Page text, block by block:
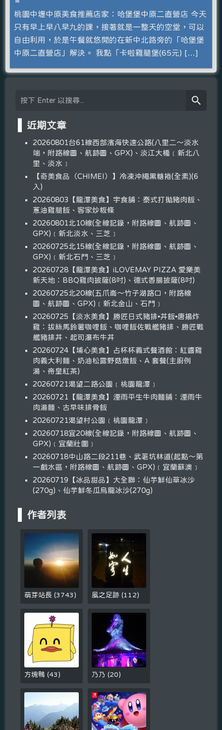
桃園中壢中原美食推薦店家：哈堡堡中原二直營店 今天
只有早上早八早九的課，接著就是一整天的空堂，可以
自由利用，於是午餐就悠閒的在新中北路旁的「哈堡堡
中原二直營店」解決。 我點「卡啦雞腿堡(65元) […]
近期文章
20260801台61線西部濱海快速公路(八里二～淡水
端，附路線圖、航跡圖、GPX)、淡江大橋﹝新北八
里、淡水﹞
【奇美食品（CHIMEI）】冷凍沖繩黑糖捲(全素)(6
入)
20260803【龍潭美食】宇食舖：泰式打拋豬肉飯、
蔥油雞腿飯、客家炒粄條
20260801北10線(全線記錄，附路線圖、航跡圖、
GPX)﹝新北淡水、三芝﹞
20260725北15線(全線記錄，附路線圖、航跡圖、
GPX)﹝新北石門、三芝﹞
20260728【龍潭美食】iLOVEMAY PIZZA 愛樂美
新天地：BBQ雞肉披薩(8吋)、德式香腸披薩(8吋)
20260725北20線(五爪崙～竹子湖路口，附路線
圖、航跡圖、GPX)﹝新北金山、石門﹞
20260725【淡水美食】勝匠日式豬排•丼飯•唐揚炸
雞：拔絲馬鈴薯咖哩飯、咖哩飯佐戰艦豬排、勝匠戰
艦豬排丼、起司瀑布牛丼
20260724【埔心美食】占杯杯義式餐酒館：紅醬雞
肉義大利麵、奶油松露野菇燉飯、A 套餐(主廚例
湯、帝皇紅茶)
20260721渴望二路公園﹝桃園龍潭﹞
20260721【龍潭美食】湮雨平生牛肉麵舖：湮雨牛
肉湯麵、古早味排骨飯
20260721渴望村公園﹝桃園龍潭﹞
20260718宜20線(全線記錄，附路線圖、航跡圖、
GPX)﹝宜蘭壯圍﹞
20260718中山路二段211巷、武荖坑林道(起點～第
一戲水區，附路線圖、航跡圖、GPX)﹝宜蘭蘇澳﹞
20260719【冰品甜品】大全聯：仙芋鮮仙草冰沙
(270g)、仙芋鮮冬瓜烏龍冰沙(270g)
作者列表
萌芽站長(3743 ) 風之足跡(112)
方塊鴨(43 ) 乃乃(20)